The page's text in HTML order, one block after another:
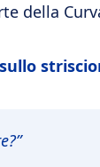
della